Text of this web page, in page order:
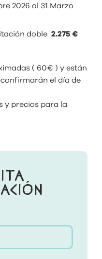
2026 al 31 Marzo
doble 2.275 €
( 60€ ) y están
el día de
y precios para la